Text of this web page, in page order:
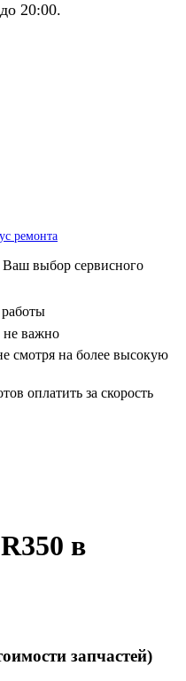
20:00.
ремонта
Ваш выбор сервисного
не важно
смотря на более высокую
оплатить за скорость
в
запчастей)